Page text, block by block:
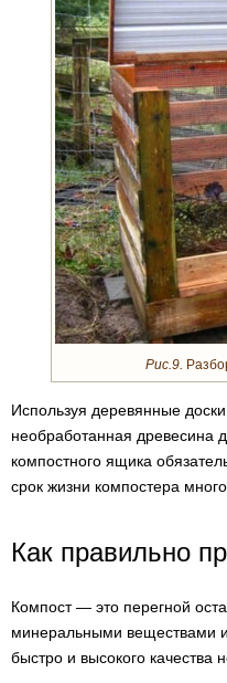
Рис.9.
Используя деревянные
необработанная древесина
компостного ящика
срок жизни компостера
Как правильно
Компост — это перегной
минеральными веществами и
быстро и высокого